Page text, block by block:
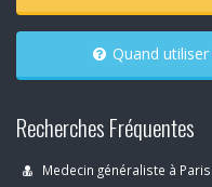
Recherches Fréquentes
Medecin généraliste à Paris